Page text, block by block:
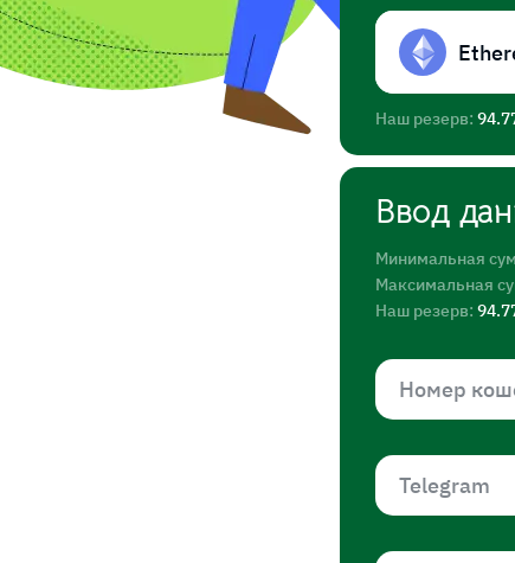
Наш резерв:
Ввод
Минимальная
Максимальная
Наш резерв: